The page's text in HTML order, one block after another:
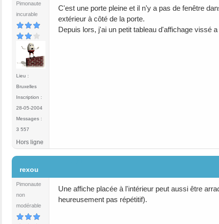
Pimonaute
incurable
Lieu :
Bruxelles
Inscription :
28-05-2004
Messages :
3 557
C'est une porte pleine et il n'y a pas de fenêtre
extérieur à côté de la porte.
Depuis lors, j'ai un petit tableau d'affichage vissé
Hors ligne
rexou
Pimonaute
non
modérable
Une affiche placée à l'intérieur peut aussi être
heureusement pas répétitif).